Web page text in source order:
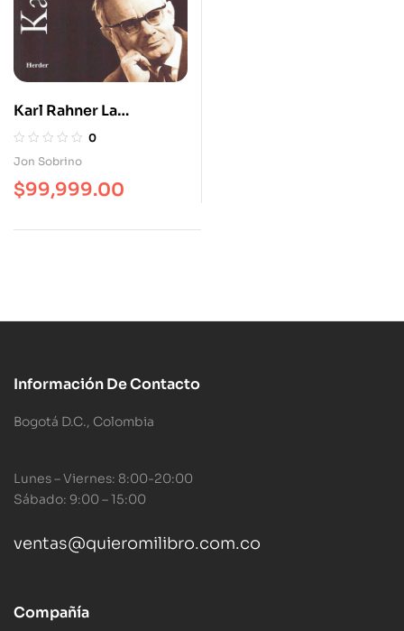
Karl Rahner La
Actualidad De Su
Pensamiento
0
Jon Sobrino
$99,999.00
Información De Contacto
Bogotá D.C., Colombia
Lunes – Viernes: 8:00-20:00
Sábado: 9:00 – 15:00
ventas@quieromilibro.com.co
Compañía